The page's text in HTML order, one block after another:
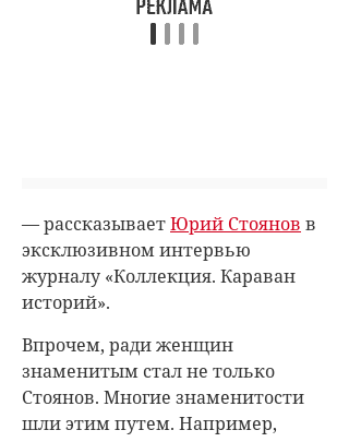
— рассказываетЮрий Стоянов в
эксклюзивном интервью
журналу «Коллекция. Караван
историй».
Впрочем, ради женщин
знаменитым стал не только
Стоянов. Многие знаменитости
шли этим путем. Например,